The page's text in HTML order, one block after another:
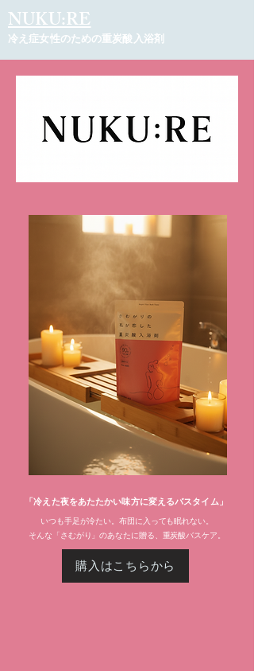
NUKU:RE
冷え症女性のための重炭酸入浴剤
「冷えた夜をあたたかい味方に変えるバスタイム」
いつも手足が冷たい。布団に入っても眠れない。
そんな「さむがり」のあなたに贈る、重炭酸バスケア。
購入はこちらから